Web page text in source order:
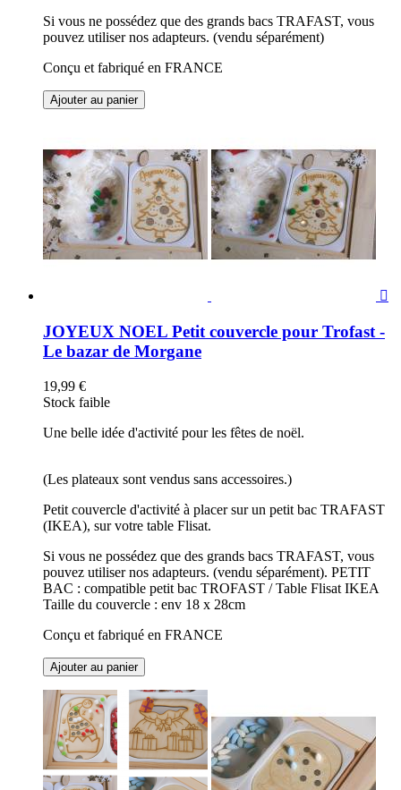
Si vous ne possédez que des grands bacs TRAFAST, vous
pouvez utiliser nos adapteurs. (vendu séparément)
Conçu et fabriqué en FRANCE
Ajouter au panier

JOYEUX NOEL Petit couvercle pour Trofast -
Le bazar de Morgane
19,99 €
Stock faible
Une belle idée d'activité pour les fêtes de noël.
(Les plateaux sont vendus sans accessoires.)
Petit couvercle d'activité à placer sur un petit bac TRAFAST
(IKEA), sur votre table Flisat.
Si vous ne possédez que des grands bacs TRAFAST, vous
pouvez utiliser nos adapteurs. (vendu séparément). PETIT
BAC : compatible petit bac TROFAST / Table Flisat IKEA
Taille du couvercle : env 18 x 28cm
Conçu et fabriqué en FRANCE
Ajouter au panier